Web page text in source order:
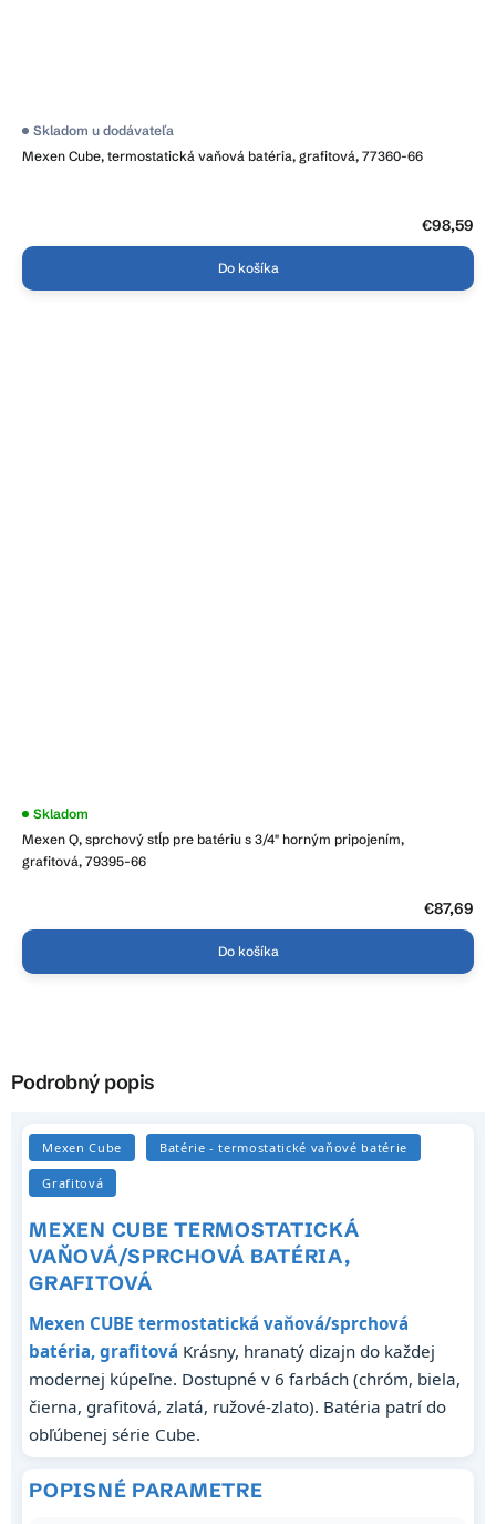
Mexen Cube, termostatická vaňová batéria, grafitová, 77360-66
Skladom u dodávateľa
€98,59
Do košíka
Mexen Q, sprchový stĺp pre batériu s 3/4" horným pripojením,
grafitová, 79395-66
Skladom
€87,69
Do košíka
Podrobný popis
Mexen Cube Batérie - termostatické vaňové batérie
Grafitová
MEXEN CUBE TERMOSTATICKÁ
VAŇOVÁ/SPRCHOVÁ BATÉRIA,
GRAFITOVÁ
Mexen CUBE termostatická vaňová/sprchová
batéria, grafitová Krásny, hranatý dizajn do každej
modernej kúpeľne. Dostupné v 6 farbách (chróm, biela,
čierna, grafitová, zlatá, ružové-zlato). Batéria patrí do
obľúbenej série Cube.
POPISNÉ PARAMETRE